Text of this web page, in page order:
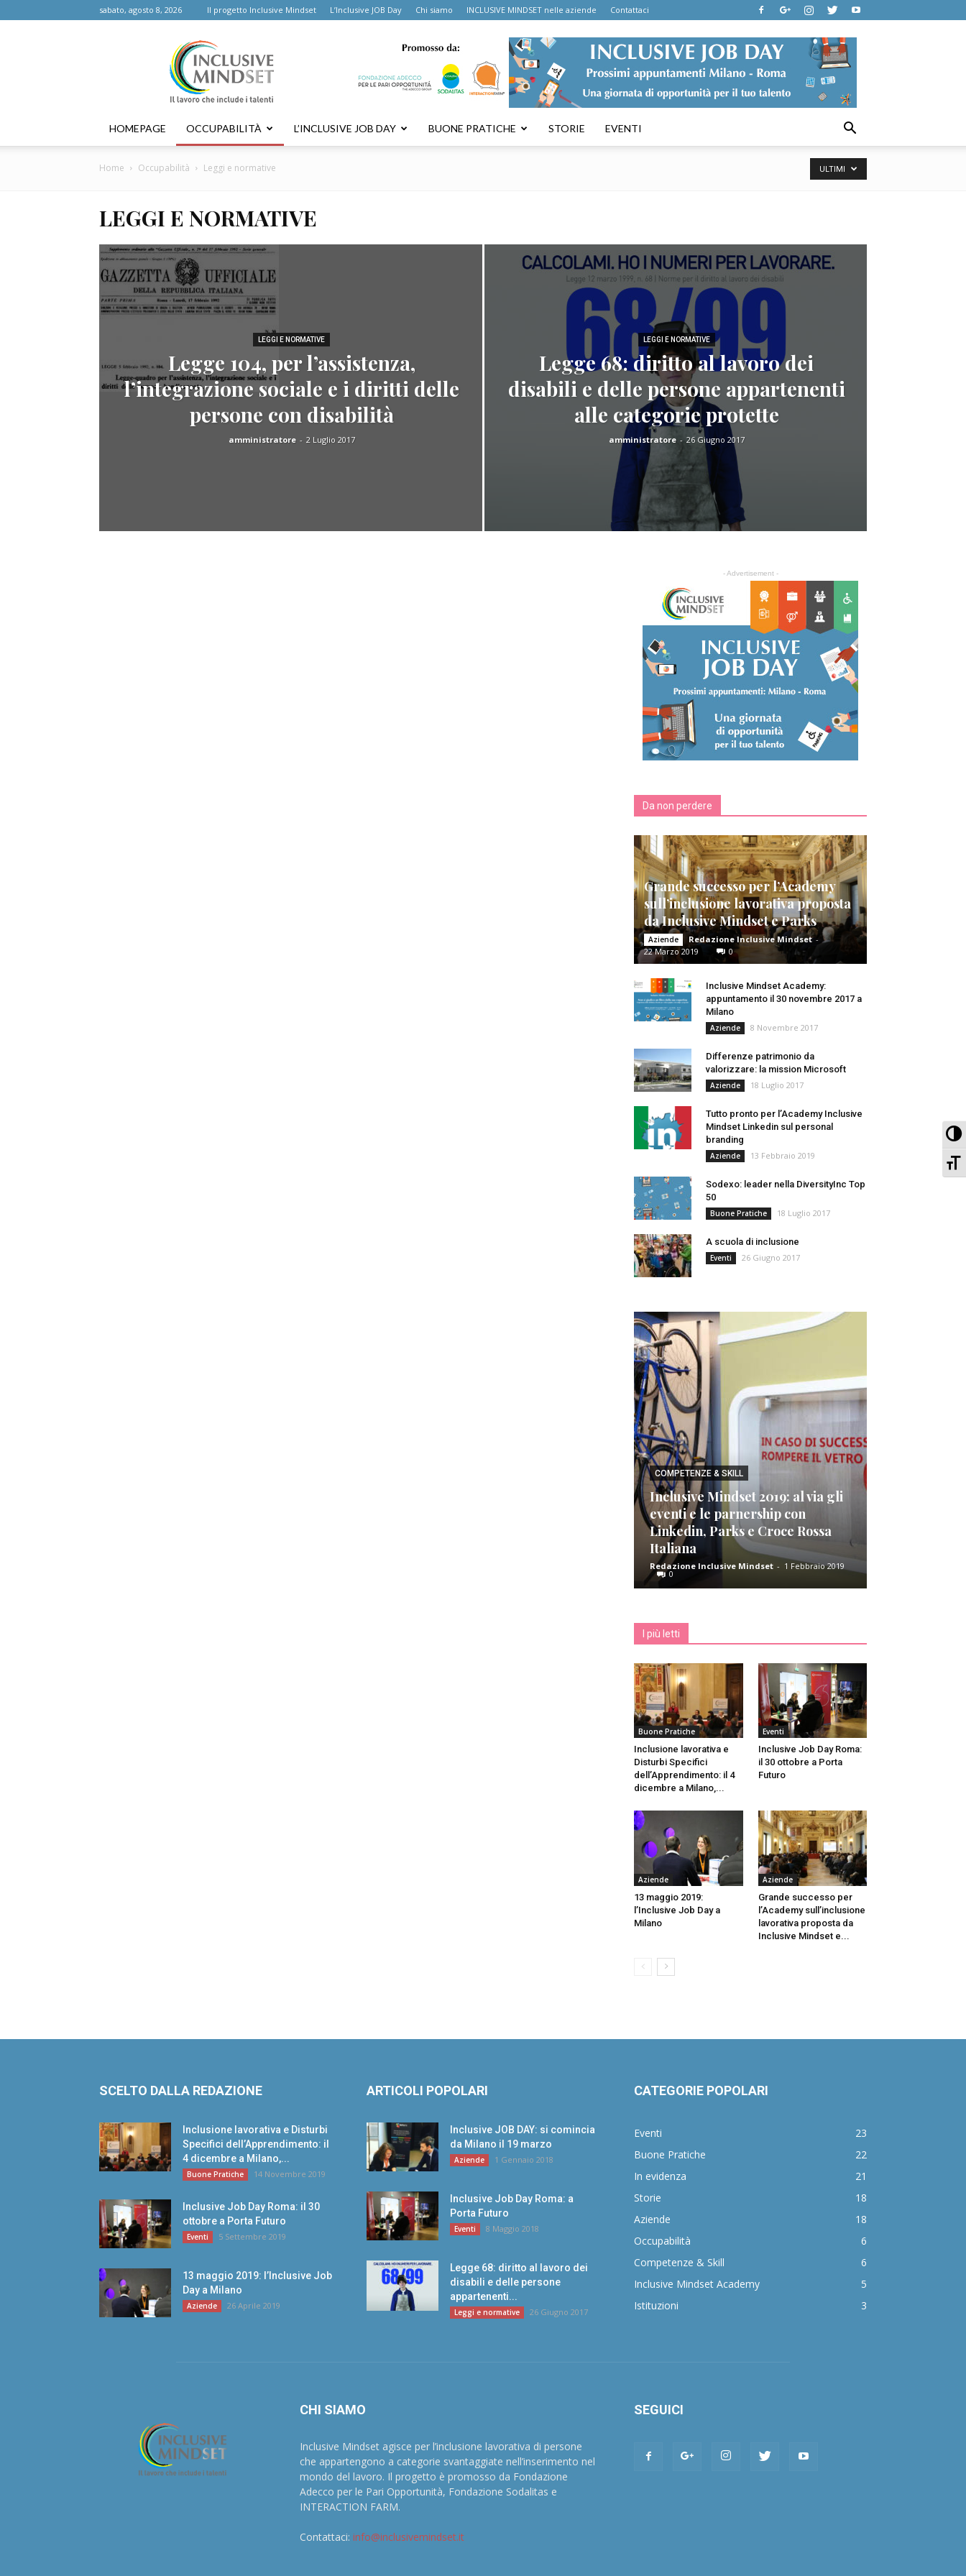
sabato, agosto 8, 2026 Il progetto Inclusive Mindset L’Inclusive JOB Day Chi siamo INCLUSIVE MINDSET nelle aziende Contattaci
Mindset
HOMEPAGE OCCUPABILITÀ L’INCLUSIVE JOB DAY BUONE PRATICHE STORIE EVENTI
Home Occupabilità Leggi e normative ULTIMI
LEGGI E NORMATIVE
LEGGI E NORMATIVE
Legge 104, per l’assistenza,
l’integrazione sociale e i diritti delle
persone con disabilità
amministratore - 2 Luglio 2017
LEGGI E NORMATIVE
Legge 68: diritto al lavoro dei
disabili e delle persone appartenenti
alle categorie protette
amministratore - 26 Giugno 2017
- Advertisement -
Da non perdere
Grande successo per l’Academy
sull’inclusione lavorativa proposta
da Inclusive Mindset e Parks
Aziende Redazione Inclusive Mindset -
22 Marzo 2019
0
Inclusive Mindset Academy:
appuntamento il 30 novembre 2017 a
Milano
Aziende 8 Novembre 2017
Differenze patrimonio da
valorizzare: la mission Microsoft
Aziende 18 Luglio 2017
Tutto pronto per l’Academy Inclusive
Mindset Linkedin sul personal
branding
Aziende 13 Febbraio 2019
Sodexo: leader nella DiversityInc Top
50
Buone Pratiche 18 Luglio 2017
A scuola di inclusione
Eventi 26 Giugno 2017
COMPETENZE & SKILL
Inclusive Mindset 2019: al via gli
eventi e le parnership con
Linkedin, Parks e Croce Rossa
Italiana
Redazione Inclusive Mindset - 1 Febbraio 2019
0
I più letti
Buone Pratiche
Inclusione lavorativa e
Disturbi Specifici
dell’Apprendimento: il 4
dicembre a Milano,...
Eventi
Inclusive Job Day Roma:
il 30 ottobre a Porta
Futuro
Aziende
13 maggio 2019:
l’Inclusive Job Day a
Milano
Aziende
Grande successo per
l’Academy sull’inclusione
lavorativa proposta da
Inclusive Mindset e...
SCELTO DALLA REDAZIONE
Inclusione lavorativa e Disturbi
Specifici dell’Apprendimento: il
4 dicembre a Milano,...
Buone Pratiche 14 Novembre 2019
Inclusive Job Day Roma: il 30
ottobre a Porta Futuro
Eventi 5 Settembre 2019
13 maggio 2019: l’Inclusive Job
Day a Milano
Aziende 26 Aprile 2019
ARTICOLI POPOLARI
Inclusive JOB DAY: si comincia
da Milano il 19 marzo
Aziende 1 Gennaio 2018
Inclusive Job Day Roma: a
Porta Futuro
Eventi 8 Maggio 2018
Legge 68: diritto al lavoro dei
disabili e delle persone
appartenenti...
Leggi e normative 26 Giugno 2017
CATEGORIE POPOLARI
Eventi
23
Buone Pratiche
22
In evidenza
21
Storie
18
Aziende
18
Occupabilità
6
Competenze & Skill
6
Inclusive Mindset Academy
5
Istituzioni
3
CHI SIAMO
Inclusive Mindset agisce per l’inclusione lavorativa di persone
che appartengono a categorie svantaggiate nell’inserimento nel
mondo del lavoro. Il progetto è promosso da Fondazione
Adecco per le Pari Opportunità, Fondazione Sodalitas e
INTERACTION FARM.
Contattaci: info@inclusivemindset.it
SEGUICI